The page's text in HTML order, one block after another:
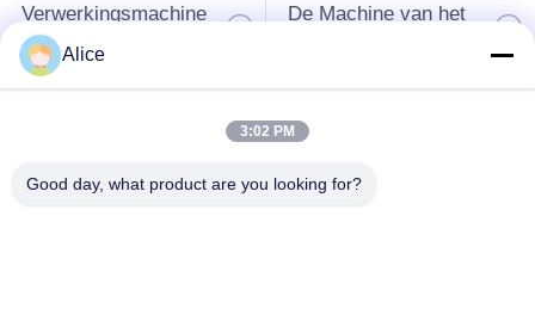
Verwerkingsmachine
van het
maniokzetmeel
De Machine van het
De
van de maniokbloem
Alice
3:02 PM
Good day, what product are you looking for?